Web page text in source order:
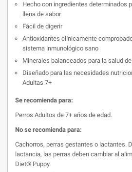
Hecho con ingredientes determinados
llena de sabor
Fácil de digerir
Antioxidantes clínicamente
sistema inmunológico sano
Minerales balanceados para la salud
Diseñado para las necesidades
Adultas 7+
Se recomienda para:
Perros Adultos de 7+ años de edad.
No se recomienda para:
Cachorros, perras gestantes o lactantes.
lactancia, las perras deben cambiar al
Diet® Puppy.